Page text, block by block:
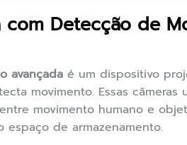
Detecção de
avançada é um dispositivo
movimento. Essas câmeras
movimento humano e
de armazenamento.